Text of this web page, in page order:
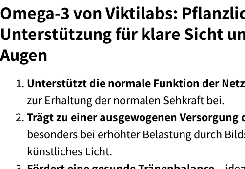
Omega-3 von Viktilabs:
Unterstützung für klare Sicht
Augen
Unterstützt die normale Funktion der
zur Erhaltung der normalen Sehkraft bei.
Trägt zu einer ausgewogenen Versorgung
besonders bei erhöhter Belastung durch
künstliches Licht.